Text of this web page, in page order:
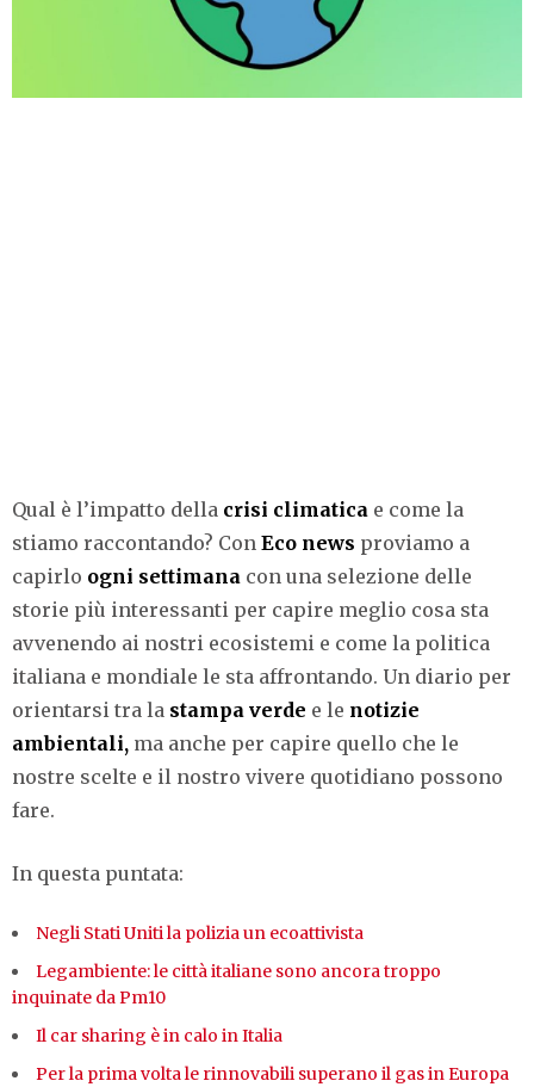
Qual è l’impatto della crisi climatica e come la
stiamo raccontando? Con Eco news proviamo a
capirlo ogni settimana con una selezione delle
storie più interessanti per capire meglio cosa sta
avvenendo ai nostri ecosistemi e come la politica
italiana e mondiale le sta affrontando. Un diario per
orientarsi tra la stampa verde e le notizie
ambientali, ma anche per capire quello che le
nostre scelte e il nostro vivere quotidiano possono
fare.
In questa puntata:
Negli Stati Uniti la polizia un ecoattivista
Legambiente: le città italiane sono ancora troppo
inquinate da Pm10
Il car sharing è in calo in Italia
Per la prima volta le rinnovabili superano il gas in Europa